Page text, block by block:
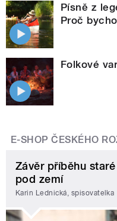
Písně z
Proč
Folkové
E-SHOP ČESKÉHO
Závěr příběhu
pod zemí
Karin Lednická, spisovatelka